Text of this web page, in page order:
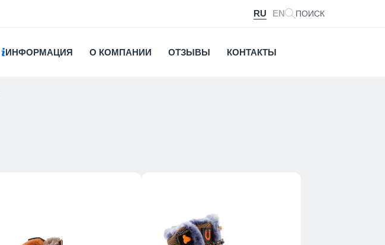
RU EN ПОИСК
ИНФОРМАЦИЯ О КОМПАНИИ ОТЗЫВЫ КОНТАКТЫ